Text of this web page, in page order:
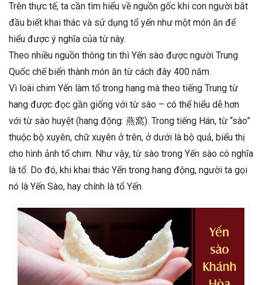
Trên thực tế, ta cần tìm hiểu về nguồn gốc khi con người bắt
đầu biết khai thác và sử dụng tổ yến như một món ăn để
hiểu được ý nghĩa của từ này.
Theo nhiều nguồn thông tin thì Yến sào được người Trung
Quốc chế biến thành món ăn từ cách đây 400 năm.
Vì loài chim Yến làm tổ trong hang mà theo tiếng Trung từ
hang được đọc gần giống với từ sào – có thể hiểu dễ hơn
với từ sào huyệt (hang động: 燕窩). Trong tiếng Hán, từ “sào”
thuộc bộ xuyên, chữ xuyên ở trên, ở dưới là bộ quả, biểu thị
cho hình ảnh tổ chim. Như vậy, từ sào trong Yến sào có nghĩa
là tổ. Do đó, khi khai thác Yến trong hang động, người ta gọi
nó là Yến Sào, hay chính là tổ Yến.